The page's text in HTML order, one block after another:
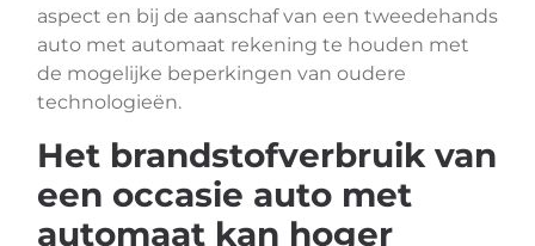
aspect en bij de aanschaf van een tweedehands
auto met automaat rekening te houden met
de mogelijke beperkingen van oudere
technologieën.
Het brandstofverbruik van
een occasie auto met
automaat kan hoger